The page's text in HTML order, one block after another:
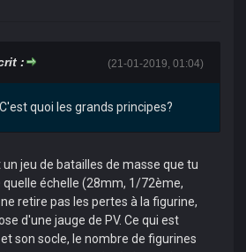
(21-01-2019, 01:04)
:
quoi les grands principes?
jeu de batailles de masse que tu
échelle (28mm, 1/72ème,
retire pas les pertes à la figurine,
d'une jauge de PV. Ce qui est
son socle, le nombre de figurines